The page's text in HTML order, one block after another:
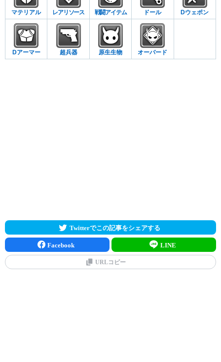
マテリアル レアリソース 戦闘アイテム ドール Dウェポン
Dアーマー 超兵器 原生生物 オーバード
Twitterでこの記事をシェアする
Facebook LINE
URLコピー